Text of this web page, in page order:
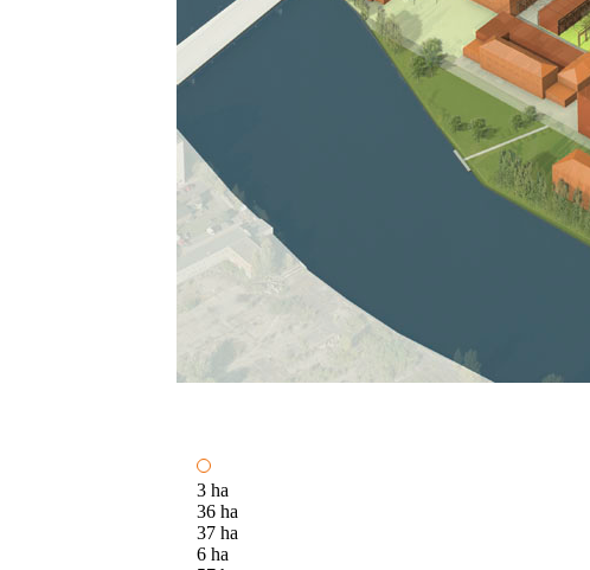
3 ha
36 ha
37 ha
6 ha